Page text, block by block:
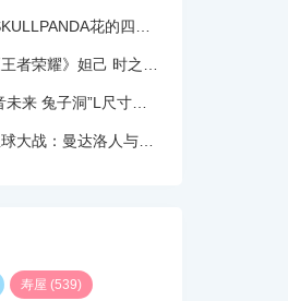
花的四幕戏”潮玩
》妲己 时之彼端 可动人偶
来 兔子洞”L尺寸手办
人与古古》超越版 LITE拼装盲盒
寿屋 (539)